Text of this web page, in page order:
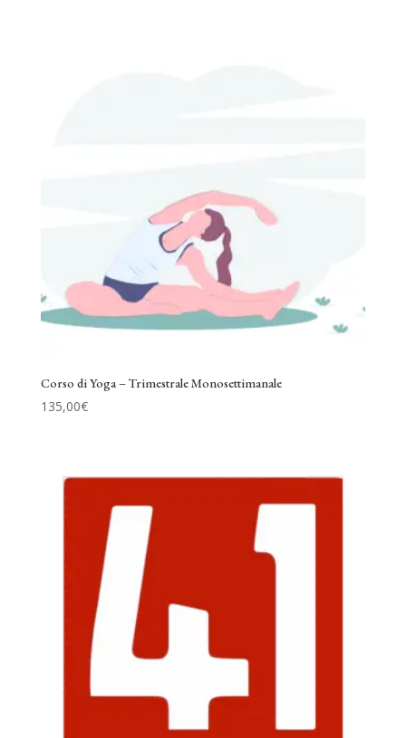
Corso di Yoga – Trimestrale Monosettimanale
135,00€